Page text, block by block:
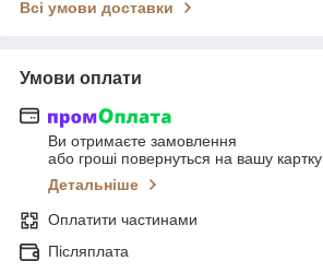
Всі умови доставки
Умови оплати
Ви отримаєте замовлення
або гроші повернуться на вашу картку
Детальніше
Оплатити частинами
Післяплата